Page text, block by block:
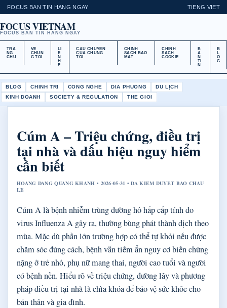
FOCUS BAN TIN HANG NGAY TIENG VIET
FOCUS VIETNAM
FOCUS BAN TIN HANG NGAY
TRA
NG
CHU
VE
CHUN
G TOI
LI
E
N
H
E
CAU CHUYEN
CUA CHUNG
TOI
CHINH
SACH BAO
MAT
CHINH
SACH
COOKIE
B
A
N
TI
N
B
L
O
G
BLOG CHINH TRI CONG NGHE DIA PHUONG
DU LỊCH
KINH DOANH
SOCIETY & REGULATION THE GIOI
Cúm A – Triệu chứng, điều trị
tại nhà và dấu hiệu nguy hiểm
cần biết
HOANG DANG QUANG KHANH • 2026-05-31 • DA KIEM DUYET BAO CHAU
LE
Cúm A là bệnh nhiễm trùng đường hô hấp cấp tính do
virus Influenza A gây ra, thường bùng phát thành dịch theo
mùa. Mặc dù phần lớn trường hợp có thể tự khỏi nếu được
chăm sóc đúng cách, bệnh vẫn tiềm ẩn nguy cơ biến chứng
nặng ở trẻ nhỏ, phụ nữ mang thai, người cao tuổi và người
có bệnh nền. Hiểu rõ về triệu chứng, đường lây và phương
pháp điều trị tại nhà là chìa khóa để bảo vệ sức khỏe cho
bản thân và gia đình.